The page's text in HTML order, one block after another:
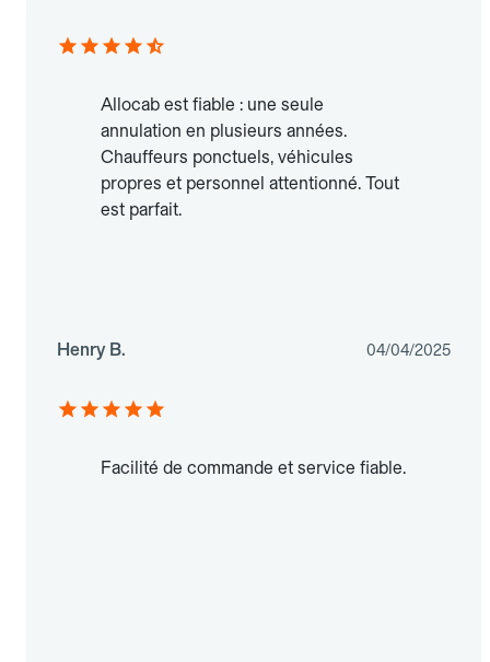
Allocab est fiable : une seule
annulation en plusieurs années.
Chauffeurs ponctuels, véhicules
propres et personnel attentionné. Tout
est parfait.
Henry B. 04/04/2025
Facilité de commande et service fiable.